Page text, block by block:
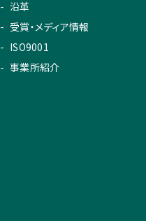
沿革
受賞・メディア情報
ISO9001
事業所紹介